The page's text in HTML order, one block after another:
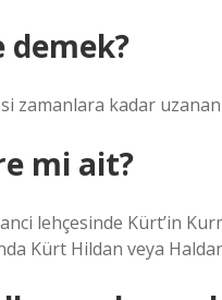
demek?
zamanlara kadar
mi ait?
lehçesinde Kürt’in
Kürt Hildan veya